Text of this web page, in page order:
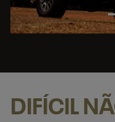
DIFÍCIL